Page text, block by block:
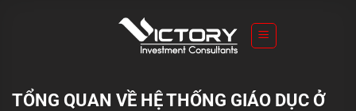
TỔNG QUAN VỀ HỆ THỐNG GIÁO DỤC Ở